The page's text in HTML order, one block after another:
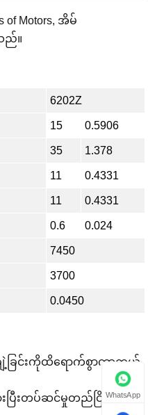
Motors, အိမ်
ည်။
6202Z
15 0.5906
35 1.378
11 0.4331
11 0.4331
0.6 0.024
7450
3700
0.0450
ျဲ့ခြင်းကိုထိရောက်စွာကာကွယ်
ပြီးတပ်ဆင်မှုတည်ငြိမ်မှုကို
WhatsApp